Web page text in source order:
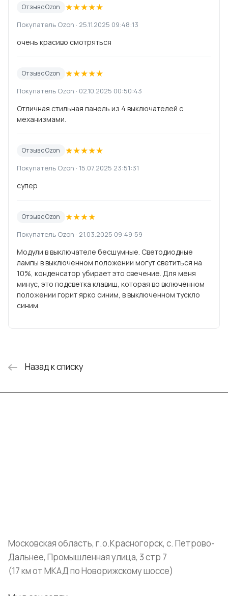
Отзыв с Ozon ★★★★★
Покупатель Ozon · 25.11.2025 09:48:13
очень красиво смотряться
Отзыв с Ozon ★★★★★
Покупатель Ozon · 02.10.2025 00:50:43
Отличная стильная панель из 4 выключателей с
механизмами.
Отзыв с Ozon ★★★★★
Покупатель Ozon · 15.07.2025 23:51:31
супер
Отзыв с Ozon ★★★★
Покупатель Ozon · 21.03.2025 09:49:59
Модули в выключателе бесшумные. Светодиодные
лампы в выключенном положении могут светиться на
10%, конденсатор убирает это свечение. Для меня
минус, это подсветка клавиш, которая во включённом
положении горит ярко синим, в выключенном тускло
синим.
Назад к списку
Московская область, г.о.Красногорск, с. Петрово-
Дальнее, Промышленная улица, 3 стр 7
(17 км от МКАД по Новорижскому шоссе)